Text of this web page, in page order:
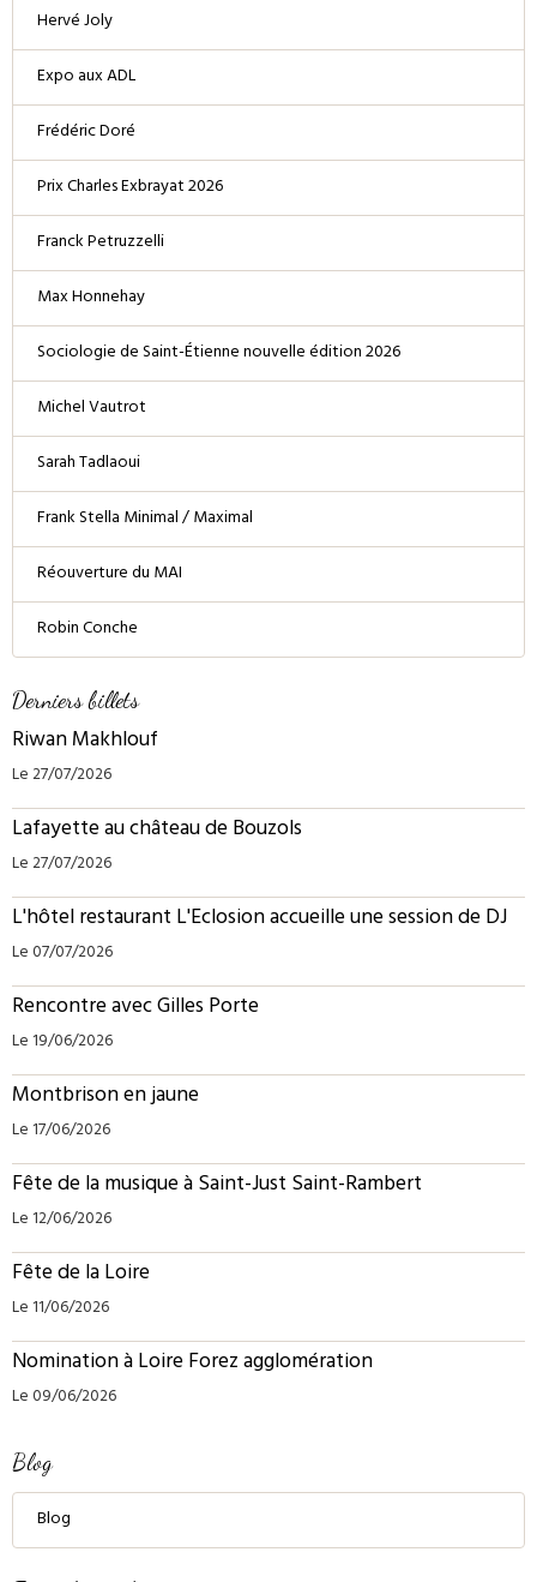
Hervé Joly
Expo aux ADL
Frédéric Doré
Prix Charles Exbrayat 2026
Franck Petruzzelli
Max Honnehay
Sociologie de Saint-Étienne nouvelle édition 2026
Michel Vautrot
Sarah Tadlaoui
Frank Stella Minimal / Maximal
Réouverture du MAI
Robin Conche
Derniers billets
Riwan Makhlouf
Le 27/07/2026
Lafayette au château de Bouzols
Le 27/07/2026
L'hôtel restaurant L'Eclosion accueille une session de DJ
Le 07/07/2026
Rencontre avec Gilles Porte
Le 19/06/2026
Montbrison en jaune
Le 17/06/2026
Fête de la musique à Saint-Just Saint-Rambert
Le 12/06/2026
Fête de la Loire
Le 11/06/2026
Nomination à Loire Forez agglomération
Le 09/06/2026
Blog
Blog